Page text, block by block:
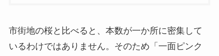
市街地の桜と比べると、本数が一か所に密集して
いるわけではありません。そのため「一面ピンク